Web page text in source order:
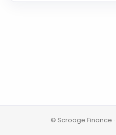
© Scrooge Finance ·